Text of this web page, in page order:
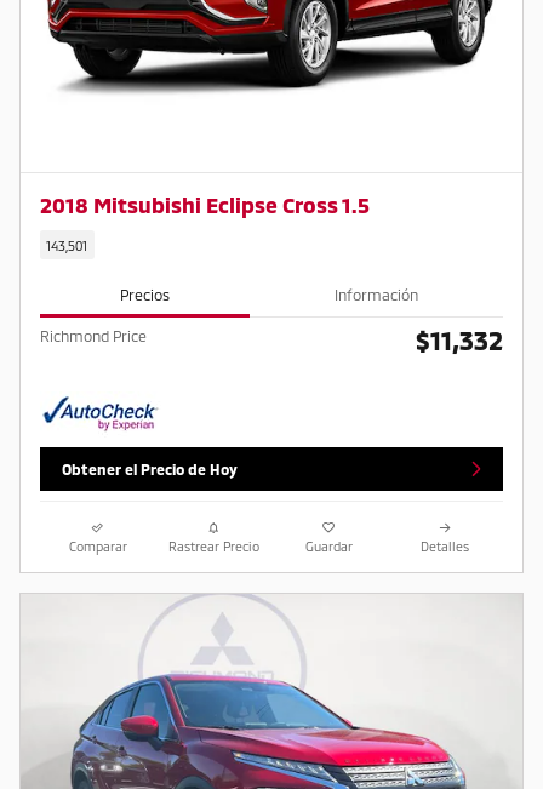
2018 Mitsubishi Eclipse Cross 1.5
143,501
Precios Información
Richmond Price $11,332
Obtener el Precio de Hoy
Comparar Rastrear Precio Guardar Detalles